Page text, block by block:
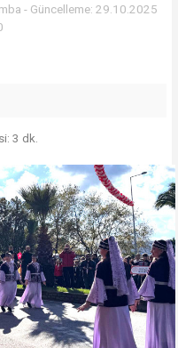
- Güncelleme: 29.10.2025
3 dk.